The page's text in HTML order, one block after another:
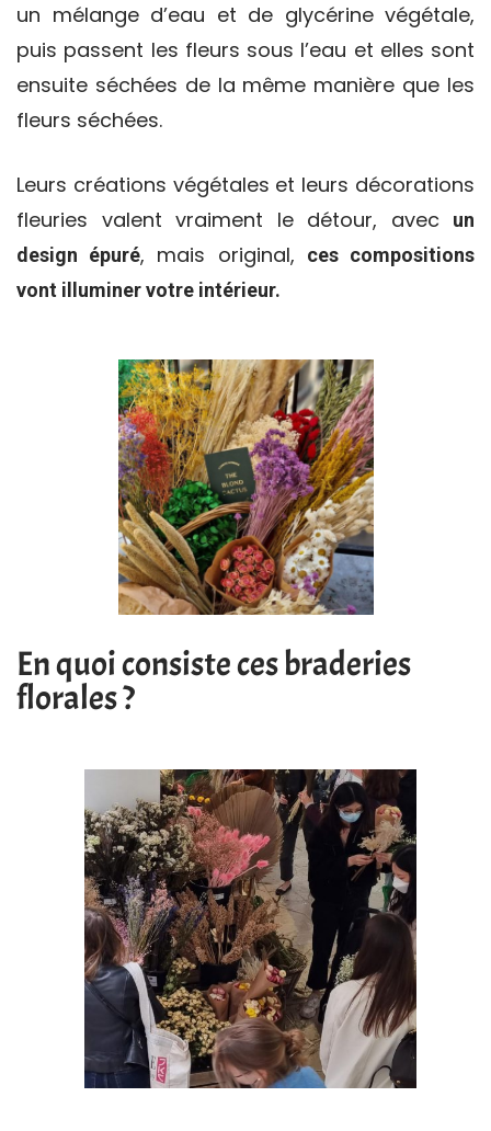
un mélange d’eau et de glycérine végétale,
puis passent les fleurs sous l’eau et elles sont
ensuite séchées de la même manière que les
fleurs séchées.
Leurs créations végétales et leurs décorations
fleuries valent vraiment le détour, avec
un
design épuré, mais original,
ces compositions
vont illuminer votre intérieur.
En quoi consiste ces braderies
florales ?